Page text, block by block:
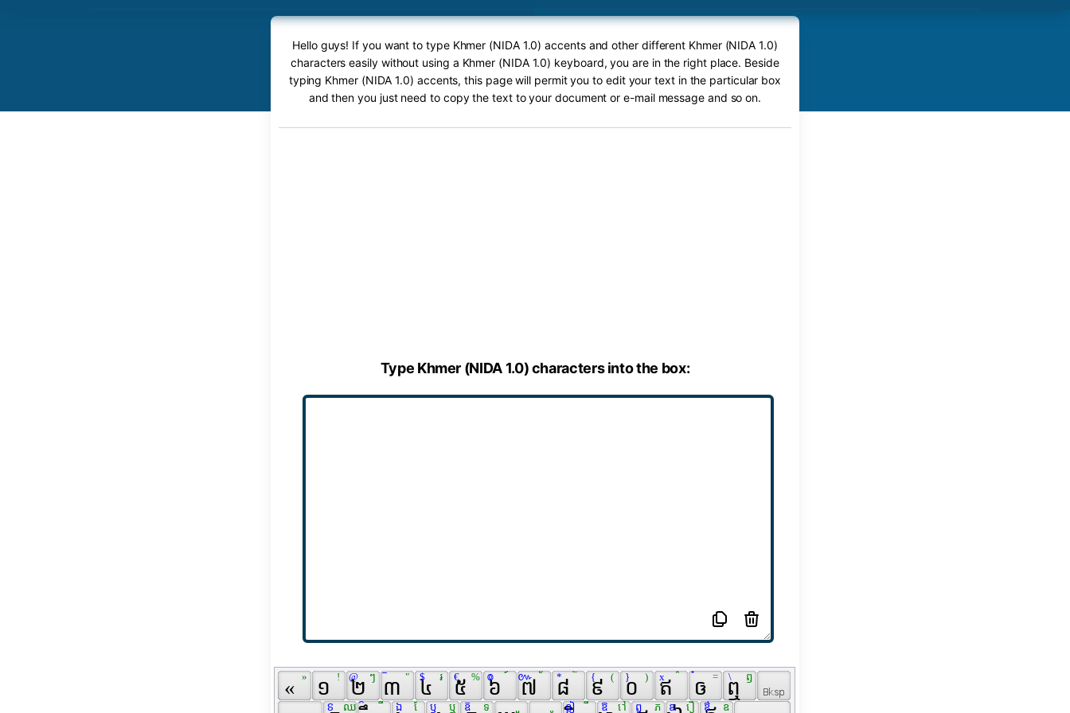
Hello guys! If you want to type Khmer (NIDA 1.0) accents and other different Khmer (NIDA 1.0)
characters easily without using a Khmer (NIDA 1.0) keyboard, you are in the right place. Beside
typing Khmer (NIDA 1.0) accents, this page will permit you to edit your text in the particular box
and then you just need to copy the text to your document or e-mail message and so on.
Type Khmer (NIDA 1.0) characters into the box:
« » ១ ! ២ ៗ
@ ៣ "
៑ ៤ ៛
$ ៥ %
€ ៦ ៍
៙ ៧ ័
៚ ៨ ៏
* ៩ (
{ ០ )
} ឥ ៌
x ឲ =
៎ ឮ ឭ
\
ឈ
ៜ ឺ
៝ ែ
ឯ ឬ
ឫ ទ
ឨ ី
ឦ ៅ
ឱ ភ
ឰ ឿ
ឩ ឧ
ឳ